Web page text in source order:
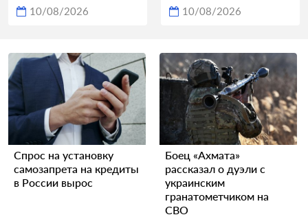
10/08/2026 10/08/2026
Спрос на установку
самозапрета на кредиты
в России вырос
Боец «Ахмата»
рассказал о дуэли с
украинским
гранатометчиком на
СВО